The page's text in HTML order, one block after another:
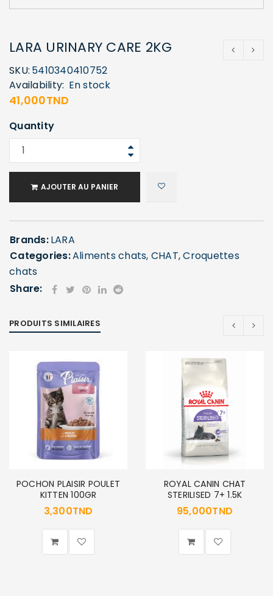
CONNECTER
ou e-mail
de passe*
LARA URINARY CARE 2KG
SKU: 5410340410752
Availability: En stock
41,000TND
Quantity
AJOUTER AU PANIER
Brands:LARA
Categories:Aliments chats, CHAT,Croquettes
chats
Share:
PRODUITS SIMILAIRES
POCHON PLAISIR POULET
KITTEN 100GR
3,300TND
ROYAL CANIN CHAT
STERILISED 7+ 1.5K
95,000TND